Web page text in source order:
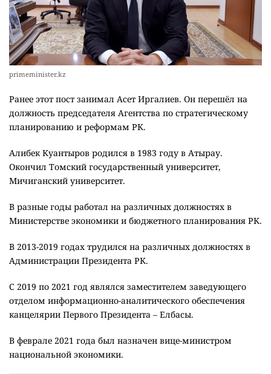
primeminister.kz
Ранее этот пост занимал Асет Иргалиев. Он перешёл на
должность председателя Агентства по стратегическому
планированию и реформам РК.
Алибек Куантыров родился в 1983 году в Атырау.
Окончил Томский государственный университет,
Мичиганский университет.
В разные годы работал на различных должностях в
Министерстве экономики и бюджетного планирования РК.
В 2013-2019 годах трудился на различных должностях в
Администрации Президента РК.
С 2019 по 2021 год являлся заместителем заведующего
отделом информационно-аналитического обеспечения
канцелярии Первого Президента – Елбасы.
В феврале 2021 года был назначен вице-министром
национальной экономики.